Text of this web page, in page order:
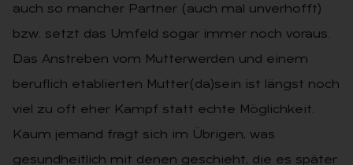
auch so mancher Partner (auch mal unverhofft)
bzw. setzt das Umfeld sogar immer noch voraus.
Das Anstreben vom Mutterwerden und einem
beruflich etablierten Mutter(da)sein ist längst noch
viel zu oft eher Kampf statt echte Möglichkeit.
Kaum jemand fragt sich im Übrigen, was
gesundheitlich mit denen geschieht, die es später